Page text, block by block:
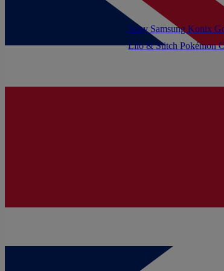
Lilo & Stitch Pokémon
Sony Samsung Konix